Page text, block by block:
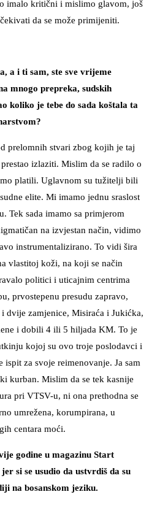
imalo kritični i mislimo glavom, još
da se može primijeniti.
a i ti sam, ste sve vrijeme
mnogo prepreka, sudskih
koliko je tebe do sada koštala ta
prelomnih stvari zbog kojih je taj
izlaziti. Mislim da se radilo o
platili. Uglavnom su tužitelji bili
elite. Mi imamo jednu sraslost
Tek sada imamo sa primjerom
na izvjestan način, vidimo
instrumentalizirano. To vidi šira
vlastitoj koži, na koji se način
politici i uticajnim centrima
prvostepenu presudu zapravo,
dvije zamjenice, Misiraća i Jukićka,
i dobili 4 ili 5 hiljada KM. To je
kojoj su ovo troje poslodavci i
za svoje reimenovanje. Ja sam
kurban. Mislim da se tek kasnije
pri VTSV-u, ni ona prethodna se
umrežena, korumpirana, u
centara moći.
godine u magazinu Start
si se usudio da ustvrdiš da su
na bosanskom jeziku.